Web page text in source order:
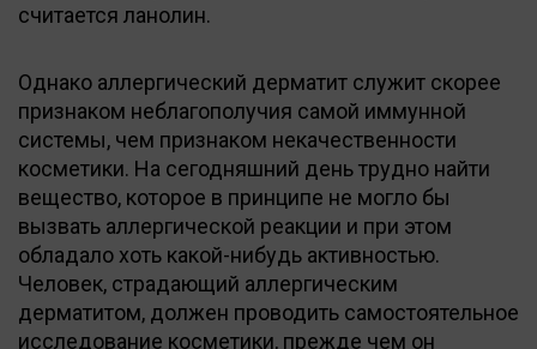
считается ланолин.
Однако аллергический дерматит служит скорее
признаком неблагополучия самой иммунной
системы, чем признаком некачественности
косметики. На сегодняшний день трудно найти
вещество, которое в принципе не могло бы
вызвать аллергической реакции и при этом
обладало хоть какой-нибудь активностью.
Человек, страдающий аллергическим
дерматитом, должен проводить самостоятельное
исследование косметики, прежде чем он